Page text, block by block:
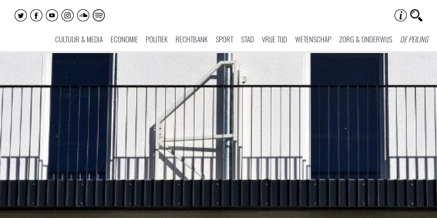
CULTUUR & MEDIA ECONOMIE POLITIEK RECHTBANK SPORT STAD VRIJE TIJD WETENSCHAP ZORG & ONDERWIJS DE PEILING